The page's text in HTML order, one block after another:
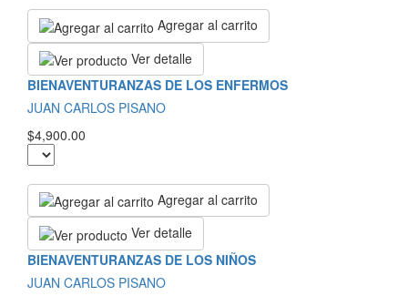
Agregar al carrito
Ver detalle
BIENAVENTURANZAS DE LOS ENFERMOS
JUAN CARLOS PISANO
$4,900.00
Agregar al carrito
Ver detalle
BIENAVENTURANZAS DE LOS NIÑOS
JUAN CARLOS PISANO